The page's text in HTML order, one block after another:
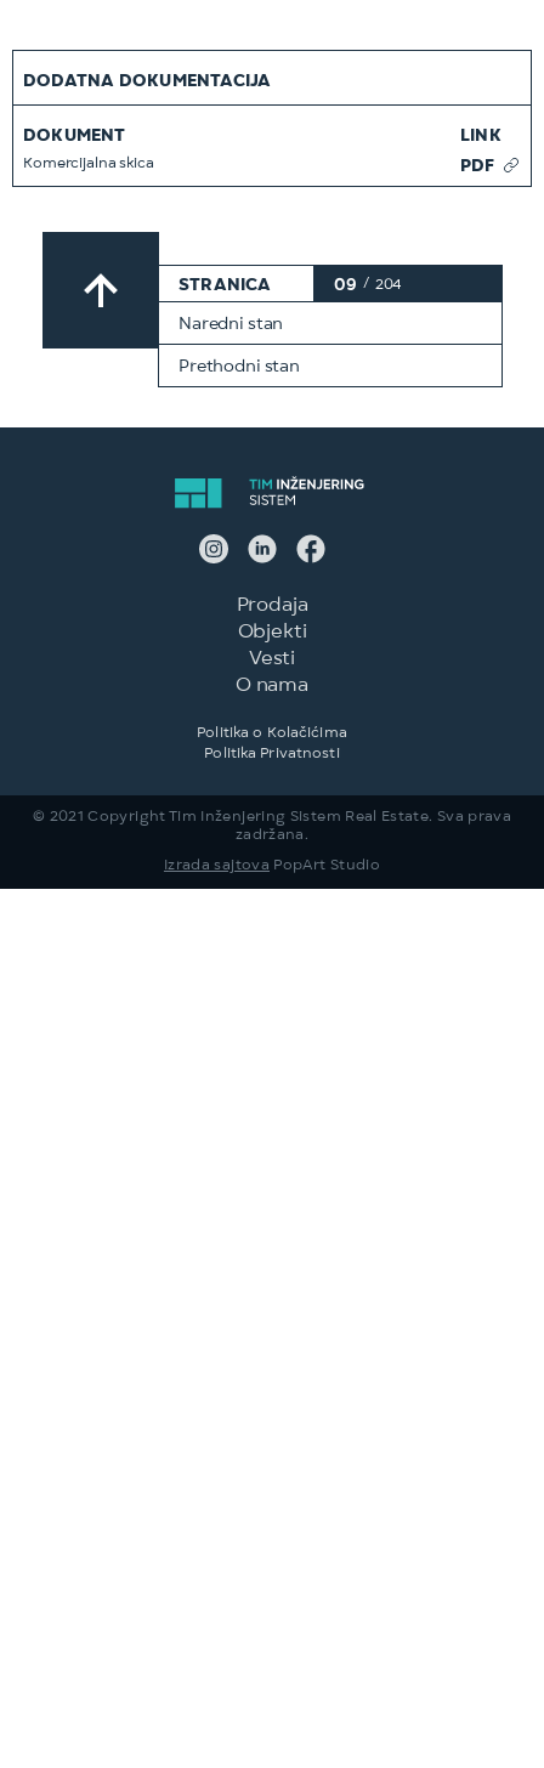
DODATNA DOKUMENTACIJA
DOKUMENT LINK
Komercijalna skica PDF
STRANICA 09 / 204
Naredni stan
Prethodni stan
Prodaja
Objekti
Vesti
O nama
Politika o Kolačićima
Politika Privatnosti
© 2021 Copyright Tim Inženjering Sistem Real Estate. Sva prava
zadržana.
Izrada sajtova PopArt Studio